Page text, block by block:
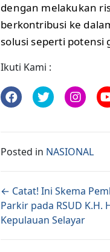
dengan melakukan
berkontribusi ke
solusi seperti potensi
Ikuti Kami :
Posted in NASIONAL
Posts
← Catat! Ini Skema
Parkir pada RSUD K.H.
Kepulauan Selayar